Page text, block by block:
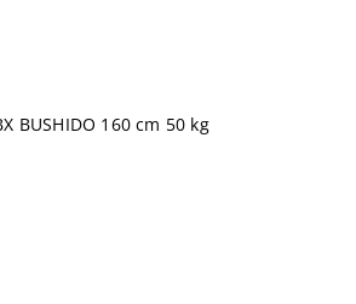
BUSHIDO 160 cm 50 kg